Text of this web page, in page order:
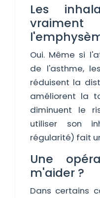
Les
Oui. Même si
de l'asthme,
réduisent la
améliorent la
diminuent le
utiliser son
régularité) fait
Une
m'aider ?
Dans certains